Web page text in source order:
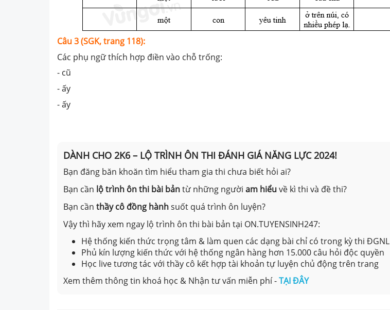
Câu 3 (SGK, trang 118):
Các phụ ngữ thích hợp điền vào chỗ trống:
- cũ
- ấy
- ấy
DÀNH CHO 2K6 – LỘ TRÌNH ÔN THI ĐÁNH GIÁ NĂNG LỰC 2024!
Bạn đăng băn khoăn tìm hiểu tham gia thi chưa biết hỏi ai?
Bạn cần lộ trình ôn thi bài bảntừ những người am hiểuvề kì thi và đề thi?
Bạn cần thầy cô đồng hànhsuốt quá trình ôn luyện?
Vậy thì hãy xem ngay lộ trình ôn thi bài bản tại ON.TUYENSINH247:
Hệ thống kiến thức trọng tâm & làm quen các dạng bài chỉ có trong kỳ thi ĐGNL
Phủ kín lượng kiến thức với hệ thống ngân hàng hơn 15.000 câu hỏi độc quyền
Học live tương tác với thầy cô kết hợp tài khoản tự luyện chủ động trên trang
Xem thêm thông tin khoá học & Nhận tư vấn miễn phí -TẠI ĐÂY